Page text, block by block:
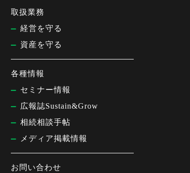
取扱業務
経営を守る
資産を守る
各種情報
セミナー情報
広報誌Sustain&Grow
相続相談手帖
メディア掲載情報
お問い合わせ